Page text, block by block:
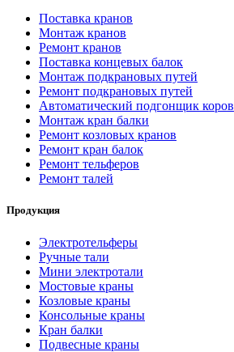
Поставка кранов
Монтаж кранов
Ремонт кранов
Поставка концевых балок
Монтаж подкрановых путей
Ремонт подкрановых путей
Автоматический подгонщик коров
Монтаж кран балки
Ремонт козловых кранов
Ремонт кран балок
Ремонт тельферов
Ремонт талей
Продукция
Электротельферы
Ручные тали
Мини электротали
Мостовые краны
Козловые краны
Консольные краны
Кран балки
Подвесные краны